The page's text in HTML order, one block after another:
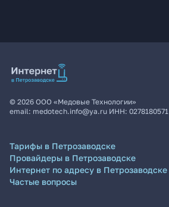
© 2026 ООО «Медовые Технологии»
email: medotech.info@ya.ru ИНН: 0278180571
Тарифы в Петрозаводске
Провайдеры в Петрозаводске
Интернет по адресу в Петрозаводске
Частые вопросы